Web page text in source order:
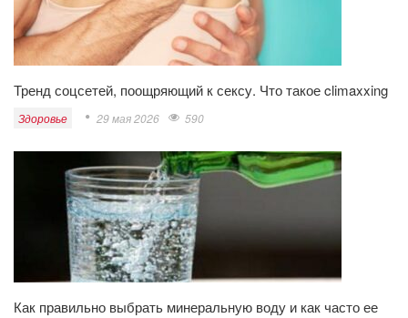
Тренд соцсетей, поощряющий к сексу. Что такое climaxxing
Здоровье 29 мая 2026 590
Как правильно выбрать минеральную воду и как часто ее